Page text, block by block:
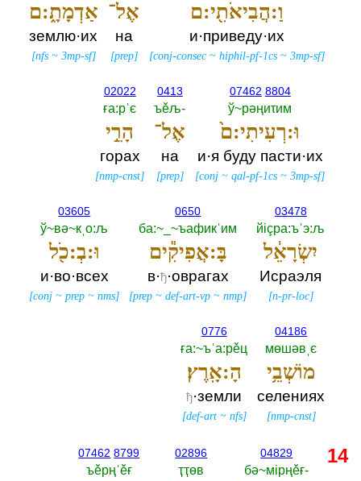
וַ:הֲבִיאֹתִ֖י:ם
и·приведу·их
[conj-consec ~hiphil-pf-1cs ~3mp-sf]
אֶל־
на
[prep]
אַדְמָתָ֑:ם
землю·их
[nfs~ 3mp-sf]
07462 8804
ў~рәңиτим
וּ:רְעִיתִי:ם֙
и·я буду пасти·их
[conj ~qal-pf-1cs ~3mp-sf]
0413
ъěљ-‎
אֶל־
на
[prep]
02022
ға:рˈє
הָרֵ֣י
горах
[nmp-cnst]
03478
йiçра:ъˈэ:љ
יִשְׂרָאֵ֔ל
Исраэля
[n-pr-loc]
0650
ба:~_~ъафикˈим
בָּ:אֲפִיקִ֕ים
в·ђ·оврагах
[prep ~def-art-vp ~nmp]
03605
ў~вә~кˌо:љ
וּ:בְ:כֹ֖ל
и·во·всех
[conj ~prep ~nms]
04186
мөшәвˌє
מוֹשְׁבֵ֥י
селениях
[nmp-cnst]
0776
ға:~ъˈа:рěц
הָ:אָֽרֶץ׃
ђ·земли
[def-art~ nfs]
04829
бә~мiрңěғ-‎
02896
ҭҭөв
07462 8799
ъěрңˈěғ
14